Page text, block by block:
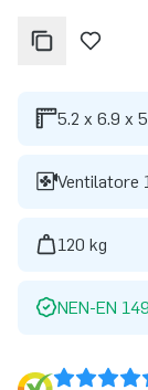
5.2 x 6.9 x
Ventilatore
120 kg
NEN-EN